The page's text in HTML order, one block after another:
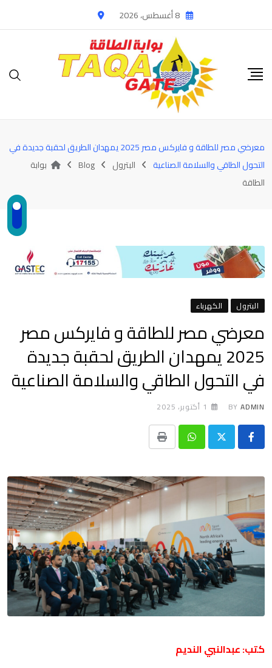
to
8 أغسطس، 2026
معرضي مصر للطاقة و فايركس مصر 2025 يمهدان الطريق لحقبة جديدة في
التحول الطاقي والسلامة الصناعية
البترول Blog
بوابة
الطاقة
البترول الكهرباء
معرضي مصر للطاقة و فايركس مصر
2025 يمهدان الطريق لحقبة جديدة
في التحول الطاقي والسلامة الصناعية
BY ADMIN 1 أكتوبر، 2025
Whatsapp
Print
كتب: عبدالنبي النديم